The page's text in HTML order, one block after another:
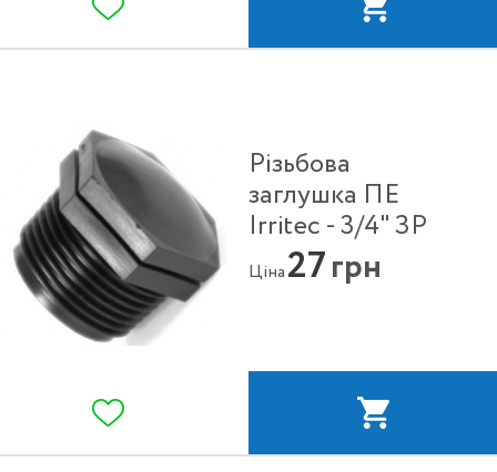
Різьбова
заглушка ПЕ
Irritec - 3/4" ЗР
Ціна27грн